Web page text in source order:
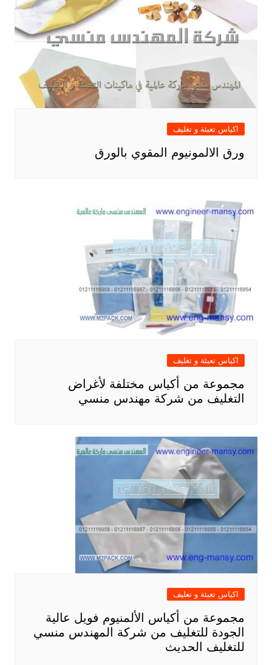
اكياس تعبئة و تغليف
ورق الالمونيوم المقوي بالورق
اكياس تعبئة و تغليف
مجموعة من أكياس مختلفة لأغراض
التغليف من شركة مهندس منسي
اكياس تعبئة و تغليف
مجموعة من أكياس الألمنيوم فويل عالية
الجودة للتغليف من شركة المهندس منسي
للتغليف الحديث